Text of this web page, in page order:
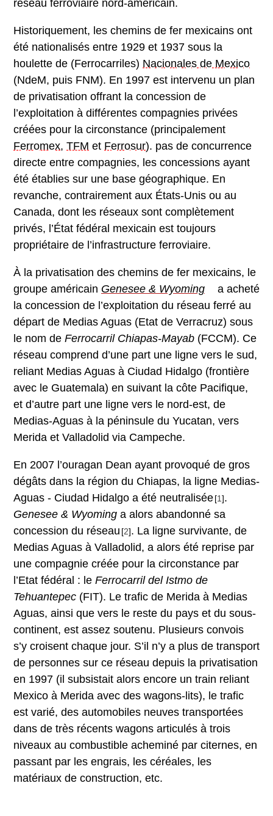
réseau ferroviaire nord-américain.
Historiquement, les chemins de fer mexicains ont
été nationalisés entre 1929 et 1937 sous la
houlette de (Ferrocarriles) Nacionales de Mexico
(NdeM, puis FNM). En 1997 est intervenu un plan
de privatisation offrant la concession de
l’exploitation à différentes compagnies privées
créées pour la circonstance (principalement
Ferromex, TFM et Ferrosur). pas de concurrence
directe entre compagnies, les concessions ayant
été établies sur une base géographique. En
revanche, contrairement aux États-Unis ou au
Canada, dont les réseaux sont complètement
privés, l’État fédéral mexicain est toujours
propriétaire de l’infrastructure ferroviaire.
À la privatisation des chemins de fer mexicains, le
groupe américain Genesee & Wyoming
a acheté
la concession de l’exploitation du réseau ferré au
départ de Medias Aguas (Etat de Verracruz) sous
le nom de Ferrocarril Chiapas-Mayab (FCCM). Ce
réseau comprend d’une part une ligne vers le sud,
reliant Medias Aguas à Ciudad Hidalgo (frontière
avec le Guatemala) en suivant la côte Pacifique,
et d’autre part une ligne vers le nord-est, de
Medias-Aguas à la péninsule du Yucatan, vers
Merida et Valladolid via Campeche.
En 2007 l’ouragan Dean ayant provoqué de gros
dégâts dans la région du Chiapas, la ligne Medias-
Aguas - Ciudad Hidalgo a été neutralisée[1].
Genesee & Wyoming a alors abandonné sa
concession du réseau[2]. La ligne survivante, de
Medias Aguas à Valladolid, a alors été reprise par
une compagnie créée pour la circonstance par
l’Etat fédéral : le Ferrocarril del Istmo de
Tehuantepec (FIT). Le trafic de Merida à Medias
Aguas, ainsi que vers le reste du pays et du sous-
continent, est assez soutenu. Plusieurs convois
s’y croisent chaque jour. S’il n’y a plus de transport
de personnes sur ce réseau depuis la privatisation
en 1997 (il subsistait alors encore un train reliant
Mexico à Merida avec des wagons-lits), le trafic
est varié, des automobiles neuves transportées
dans de très récents wagons articulés à trois
niveaux au combustible acheminé par citernes, en
passant par les engrais, les céréales, les
matériaux de construction, etc.